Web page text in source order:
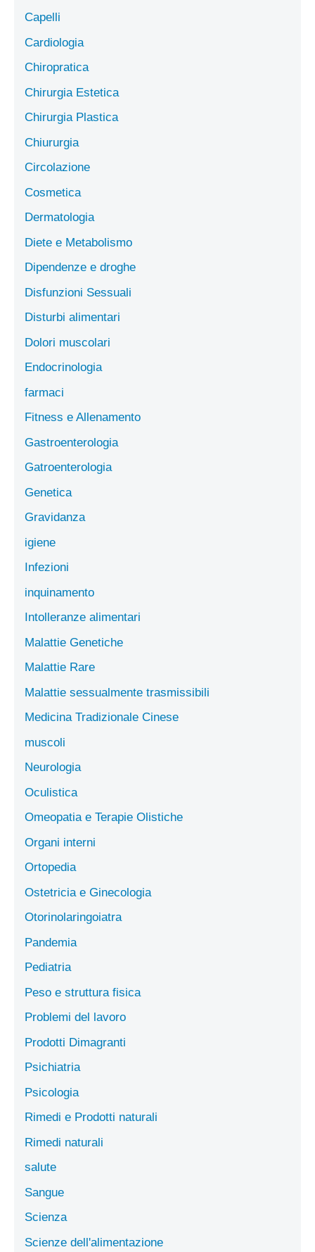
Capelli
Cardiologia
Chiropratica
Chirurgia Estetica
Chirurgia Plastica
Chiururgia
Circolazione
Cosmetica
Dermatologia
Diete e Metabolismo
Dipendenze e droghe
Disfunzioni Sessuali
Disturbi alimentari
Dolori muscolari
Endocrinologia
farmaci
Fitness e Allenamento
Gastroenterologia
Gatroenterologia
Genetica
Gravidanza
igiene
Infezioni
inquinamento
Intolleranze alimentari
Malattie Genetiche
Malattie Rare
Malattie sessualmente trasmissibili
Medicina Tradizionale Cinese
muscoli
Neurologia
Oculistica
Omeopatia e Terapie Olistiche
Organi interni
Ortopedia
Ostetricia e Ginecologia
Otorinolaringoiatra
Pandemia
Pediatria
Peso e struttura fisica
Problemi del lavoro
Prodotti Dimagranti
Psichiatria
Psicologia
Rimedi e Prodotti naturali
Rimedi naturali
salute
Sangue
Scienza
Scienze dell'alimentazione